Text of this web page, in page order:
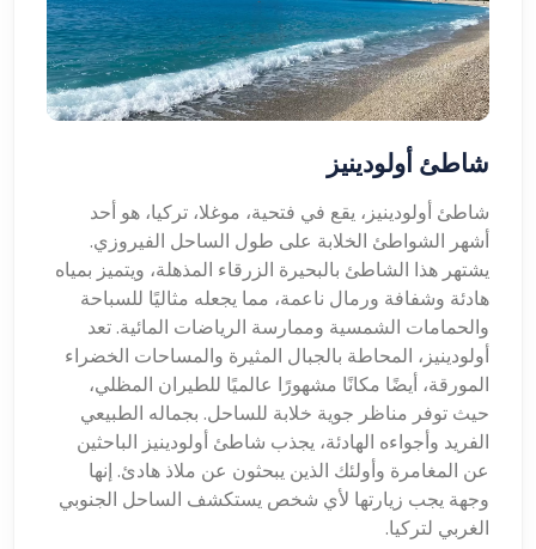
شاطئ أولودينيز
شاطئ أولودينيز، يقع في فتحية، موغلا، تركيا، هو أحد
أشهر الشواطئ الخلابة على طول الساحل الفيروزي.
يشتهر هذا الشاطئ بالبحيرة الزرقاء المذهلة، ويتميز بمياه
هادئة وشفافة ورمال ناعمة، مما يجعله مثاليًا للسباحة
والحمامات الشمسية وممارسة الرياضات المائية. تعد
أولودينيز، المحاطة بالجبال المثيرة والمساحات الخضراء
المورقة، أيضًا مكانًا مشهورًا عالميًا للطيران المظلي،
حيث توفر مناظر جوية خلابة للساحل. بجماله الطبيعي
الفريد وأجواءه الهادئة، يجذب شاطئ أولودينيز الباحثين
عن المغامرة وأولئك الذين يبحثون عن ملاذ هادئ. إنها
وجهة يجب زيارتها لأي شخص يستكشف الساحل الجنوبي
الغربي لتركيا.